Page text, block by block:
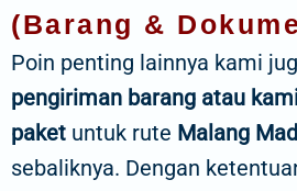
(Barang &
Poin penting lainnya kami
pengiriman barang atau
paket untuk rute Malang
sebaliknya. Dengan